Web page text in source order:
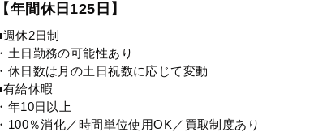
年間休日125日】
休2日制
土日勤務の可能性あり
休日数は月の土日祝数に応じて変動
有給休暇
年10日以上
100％消化／時間単位使用OK／買取制度あり